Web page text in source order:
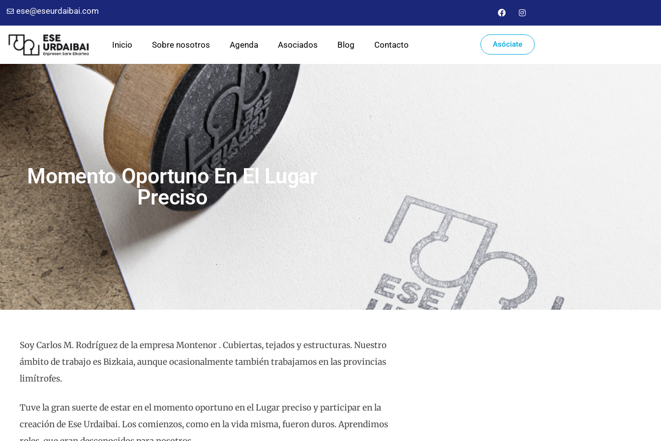
ese@eseurdaibai.com
Inicio Sobre nosotros Agenda Asociados Blog Contacto Asóciate
Momento Oportuno En El Lugar
Preciso
Soy Carlos M. Rodríguez de la empresa Montenor . Cubiertas, tejados y estructuras. Nuestro
ámbito de trabajo es Bizkaia, aunque ocasionalmente también trabajamos en las provincias
limítrofes.
Tuve la gran suerte de estar en el momento oportuno en el Lugar preciso y participar en la
creación de Ese Urdaibai. Los comienzos, como en la vida misma, fueron duros. Aprendimos